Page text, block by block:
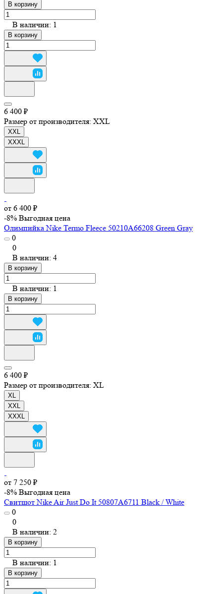
В корзину
В наличии: 1
В корзину
6 400 ₽
Размер от производителя: XXL
XXL
XXXL
от 6 400 ₽
-8% Выгодная цена
Олимпийка Nike Termo Fleece 50210A66208 Green Gray
0
0
В наличии: 4
В корзину
В наличии: 1
В корзину
6 400 ₽
Размер от производителя: XL
XL
XXL
XXXL
от 7 250 ₽
-8% Выгодная цена
Свитшот Nike Air Just Do It 50807A6711 Black / White
0
0
В наличии: 2
В корзину
В наличии: 1
В корзину